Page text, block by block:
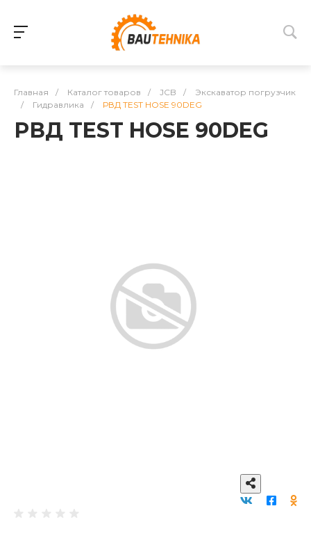
Главная / Каталог товаров / JCB /
Экскаватор погрузчик
/
Гидравлика / РВД TEST HOSE 90DEG
РВД TEST HOSE 90DEG